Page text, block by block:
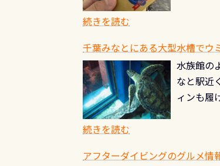
ダウンカ
る(流され
記念物の
すが、こ
終営業日
やオリジ
す。 ※
思い出に
も、ワク
続きを読む
千葉みなとにある大型水槽でウ
水族館の
なと駅近
ィンも履
楽しみ頂
続きを読む
アフターダイビングのグルメ情